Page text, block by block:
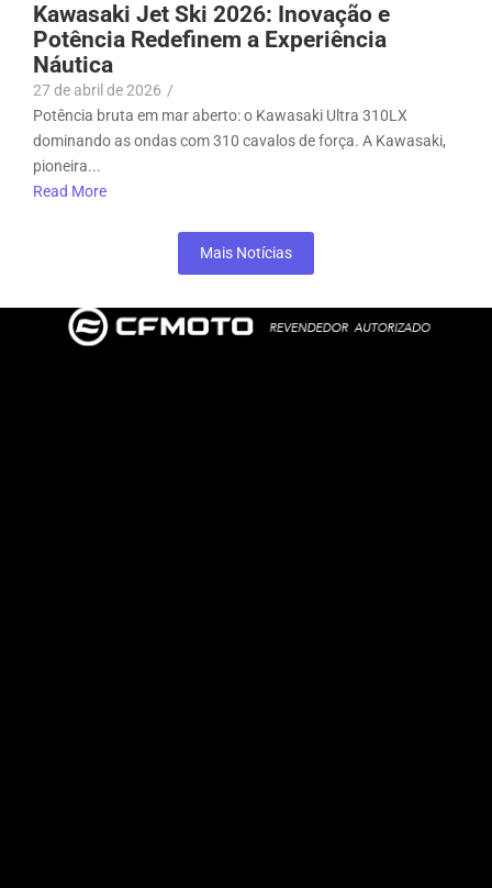
Kawasaki Jet Ski 2026: Inovação e
Potência Redefinem a Experiência
Náutica
27 de abril de 2026 /
Potência bruta em mar aberto: o Kawasaki Ultra 310LX
dominando as ondas com 310 cavalos de força. A Kawasaki,
pioneira...
Read More
Mais Notícias